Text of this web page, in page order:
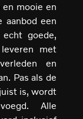
mooie en
aanbod een
goede,
met
en
Pas als de
is, wordt
Alle